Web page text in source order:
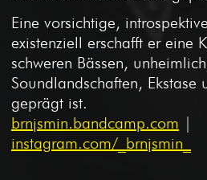
Eine vorsichtige,
existenziell erschafft er eine
schweren Bässen,
Soundlandschaften, Ekstase
geprägt ist.
brnjsmin.bandcamp.com |
instagram.com/_brnjsmin_